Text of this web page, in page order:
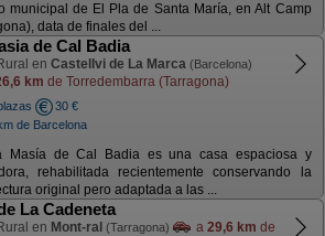
municipal de El Pla de Santa María, en Alt Camp
data de finales del ...
de Cal Badia
en Castellvi de La Marca (Barcelona)
km de Torredembarra (Tarragona)
30 €
de Barcelona
Masía de Cal Badia es una casa espaciosa y
rehabilitada recientemente conservando la
original pero adaptada a las ...
La Cadeneta
en Mont-ral (Tarragona) a 29,6 km de